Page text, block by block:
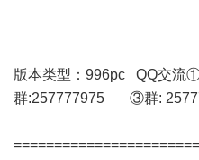
版本类型：996pc QQ交
群:257777975 ③群: